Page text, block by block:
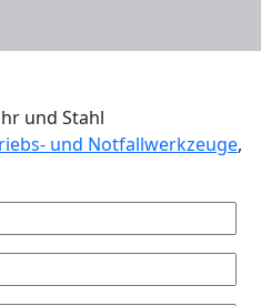
und Stahl
und Notfallwerkzeuge,